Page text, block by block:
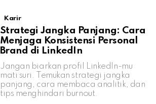
Karir
Strategi Jangka Panjang: Cara
Menjaga Konsistensi Personal
Brand di LinkedIn
Jangan biarkan profil LinkedIn-mu
mati suri. Temukan strategi jangka
panjang, cara membaca analitik, dan
tips menghindari burnout.